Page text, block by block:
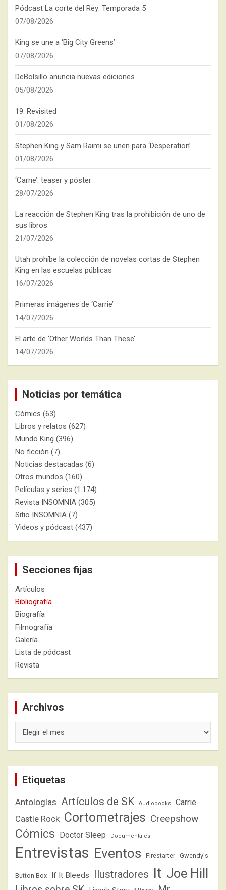
Pódcast La corte del Rey: Temporada 5
07/08/2026
King se une a ‘Big City Greens’
07/08/2026
DeBolsillo anuncia nuevas ediciones
05/08/2026
19: Revisited
01/08/2026
Stephen King y Sam Raimi se unen para ‘Desperation’
01/08/2026
‘Carrie’: teaser y póster
28/07/2026
La reacción de Stephen King tras la prohibición de uno de
sus libros
21/07/2026
Utah prohíbe la colección de novelas cortas de Stephen
King en las escuelas públicas
16/07/2026
Primeras imágenes de ‘Carrie’
14/07/2026
El arte de ‘Other Worlds Than These’
14/07/2026
Noticias por temática
Cómics (63)
Libros y relatos (627)
Mundo King (396)
No ficción (7)
Noticias destacadas (6)
Otros mundos (160)
Películas y series (1.174)
Revista INSOMNIA (305)
Sitio INSOMNIA (7)
Videos y pódcast (437)
Secciones fijas
Artículos
Bibliografía
Biografía
Filmografía
Galería
Lista de pódcast
Revista
Archivos
Etiquetas
Antologías Artículos de SK Audiobooks Carrie
Castle Rock Cortometrajes Creepshow
Cómics Doctor Sleep Documentales
Entrevistas Eventos Firestarter Gwendy's
Button Box If It Bleeds Ilustradores It Joe Hill